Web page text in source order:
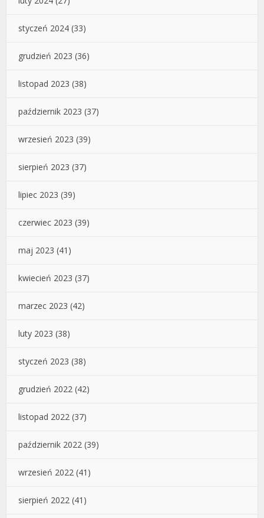
styczeń 2024 (33)
grudzień 2023 (36)
listopad 2023 (38)
październik 2023 (37)
wrzesień 2023 (39)
sierpień 2023 (37)
lipiec 2023 (39)
czerwiec 2023 (39)
maj 2023 (41)
kwiecień 2023 (37)
marzec 2023 (42)
luty 2023 (38)
styczeń 2023 (38)
grudzień 2022 (42)
listopad 2022 (37)
październik 2022 (39)
wrzesień 2022 (41)
sierpień 2022 (41)